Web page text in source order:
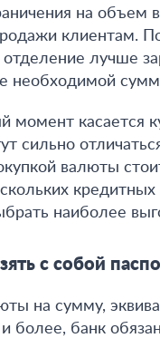
на объем
клиентам.
лучше
необходимой
момент касается
сильно
валюты
кредитных
наиболее
с собой
на сумму,
более, банк